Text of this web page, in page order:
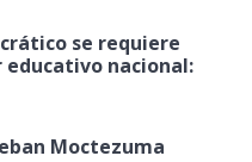
se requiere
nacional:
Moctezuma